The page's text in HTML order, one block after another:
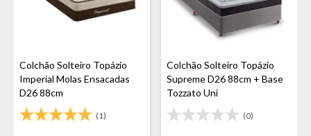
Colchão Solteiro Topázio
Imperial Molas Ensacadas
D26 88cm
(1)
Colchão Solteiro Topázio
Supreme D26 88cm + Base
Tozzato Uni
(0)